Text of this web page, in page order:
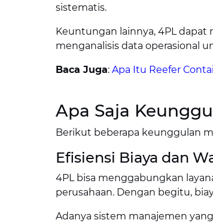
sistematis.
Keuntungan lainnya, 4PL
menganalisis data operasional
Baca Juga: Apa Itu Reefer
Apa Saja
Berikut beberapa keunggulan
Efisiensi Biaya dan
4PL bisa menggabungkan
perusahaan. Dengan begitu,
Adanya sistem manajemen